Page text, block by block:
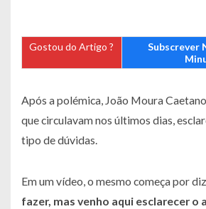
Gostou do Artigo ?
Subscrever
Após a polémica, João Moura
que circulavam nos últimos dias,
tipo de dúvidas.
Em um vídeo, o mesmo começa por
fazer, mas venho aqui esclarecer o